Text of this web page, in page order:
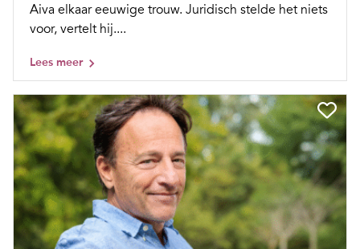
Aiva elkaar eeuwige trouw. Juridisch stelde het niets
voor, vertelt hij....
Lees meer